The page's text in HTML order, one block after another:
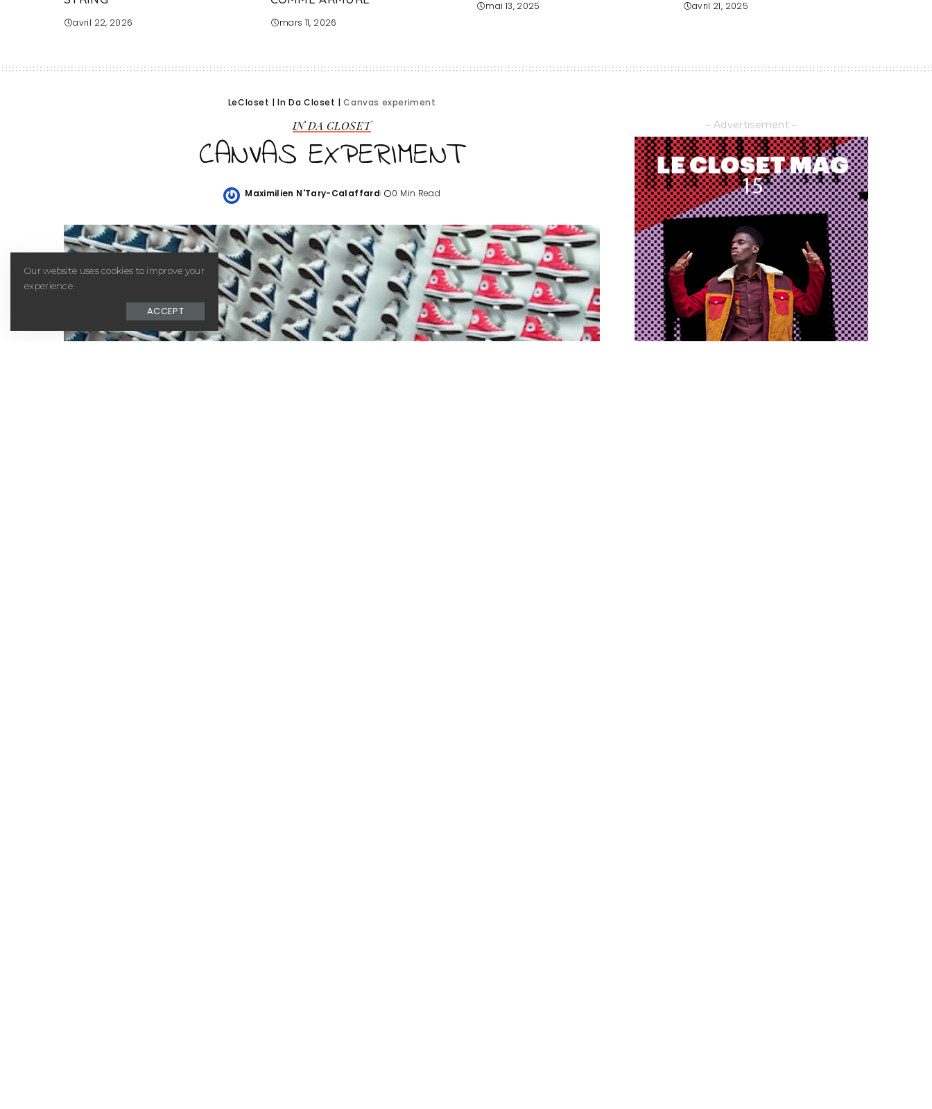
avril 22, 2026 mars 11, 2026
mai 13, 2025 avril 21, 2025
LeCloset |In Da Closet |Canvas experiment
IN DA CLOSET
CANVAS EXPERIMENT
Posted
Maximilien N'Tary-Calaffard 0 Min Read
– Advertisement –
Our website uses cookies to improve your
experience.
ACCEPT